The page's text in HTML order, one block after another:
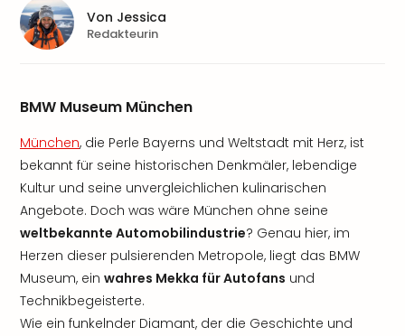
BMW Museum München
München, die Perle Bayerns und Weltstadt mit Herz, ist
bekannt für seine historischen Denkmäler, lebendige
Kultur und seine unvergleichlichen kulinarischen
Angebote. Doch was wäre München ohne seine
weltbekannte Automobilindustrie? Genau hier, im
Herzen dieser pulsierenden Metropole, liegt das BMW
Museum, ein wahres Mekka für Autofans und
Technikbegeisterte.
Wie ein funkelnder Diamant, der die Geschichte und
Von Jessica
Redakteurin